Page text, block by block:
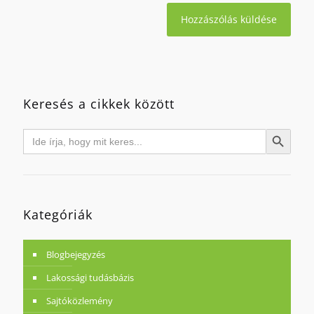
Keresés a cikkek között
Search
for: Search Button
Kategóriák
Blogbejegyzés
Lakossági tudásbázis
Sajtóközlemény